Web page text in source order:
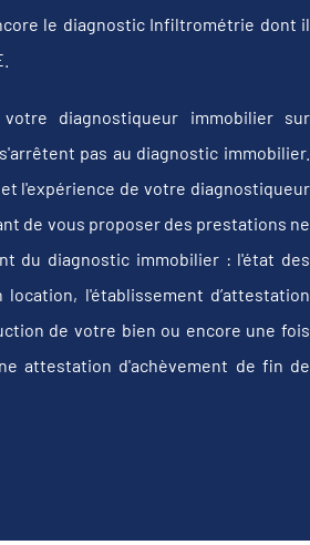
le diagnostic Infiltrométrie dont il
diagnostiqueur immobilier sur
s'arrêtent pas au diagnostic immobilier.
l'expérience de votre diagnostiqueur
de vous proposer des prestations ne
du diagnostic immobilier : l'état des
l'établissement d’attestation
de votre bien ou encore une fois
attestation d'achèvement de fin de